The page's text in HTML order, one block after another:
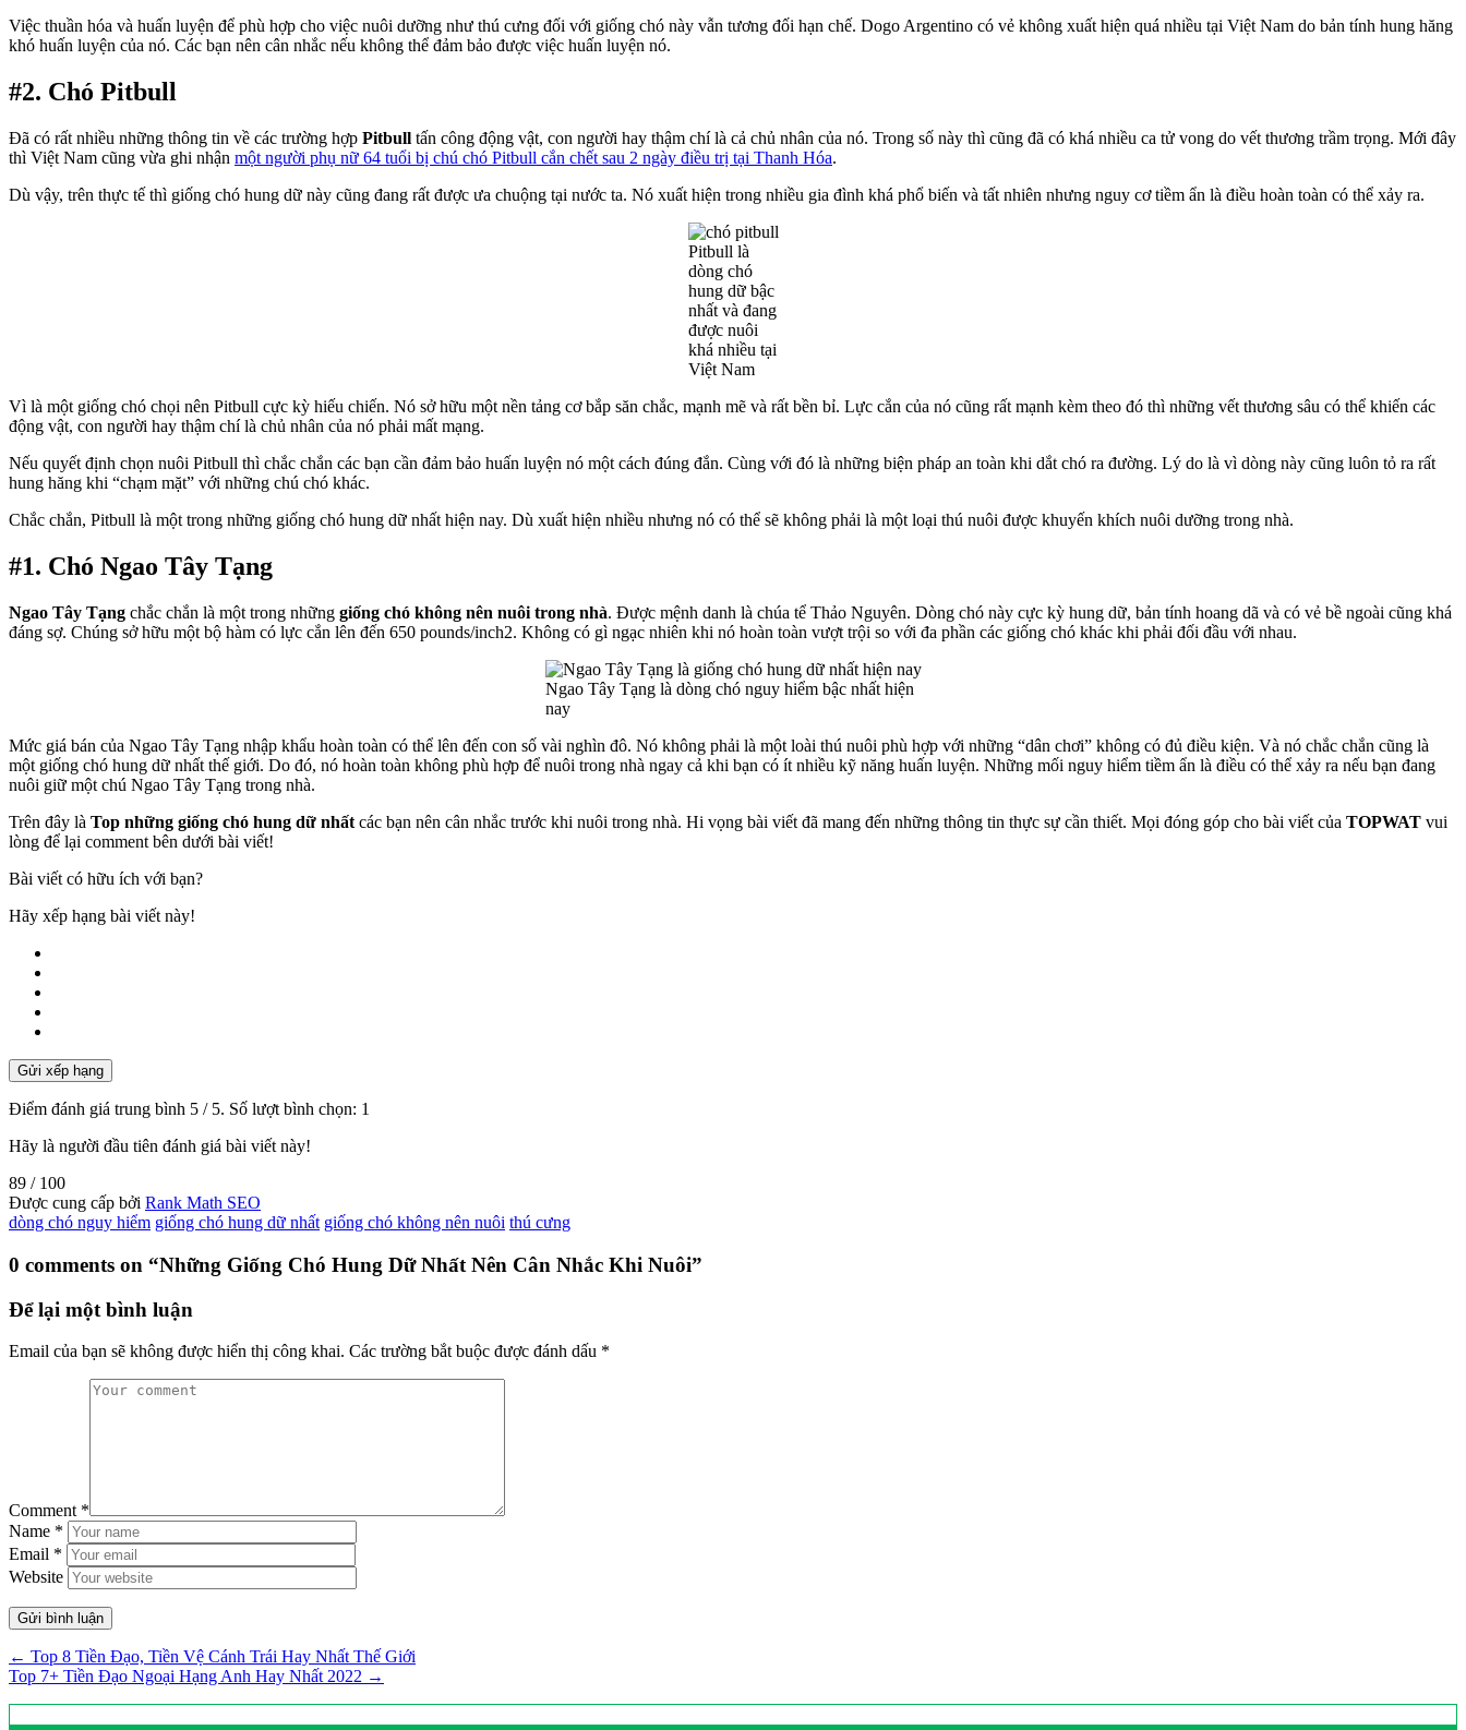
Việc thuần hóa và huấn luyện để phù hợp cho việc nuôi dưỡng như thú cưng đối với giống chó này vẫn tương đối hạn chế. Dogo Argentino có vẻ không xuất hiện quá nhiều tại Việt Nam do bản tính hung hăng
khó huấn luyện của nó. Các bạn nên cân nhắc nếu không thể đảm bảo được việc huấn luyện nó.
#2. Chó Pitbull
Đã có rất nhiều những thông tin về các trường hợp Pitbull tấn công động vật, con người hay thậm chí là cả chủ nhân của nó. Trong số này thì cũng đã có khá nhiều ca tử vong do vết thương trầm trọng. Mới đây
thì Việt Nam cũng vừa ghi nhận một người phụ nữ 64 tuổi bị chú chó Pitbull cắn chết sau 2 ngày điều trị tại Thanh Hóa.
Dù vậy, trên thực tế thì giống chó hung dữ này cũng đang rất được ưa chuộng tại nước ta. Nó xuất hiện trong nhiều gia đình khá phổ biến và tất nhiên nhưng nguy cơ tiềm ẩn là điều hoàn toàn có thể xảy ra.
Pitbull là
dòng chó
hung dữ bậc
nhất và đang
được nuôi
khá nhiều tại
Việt Nam
Vì là một giống chó chọi nên Pitbull cực kỳ hiếu chiến. Nó sở hữu một nền tảng cơ bắp săn chắc, mạnh mẽ và rất bền bỉ. Lực cắn của nó cũng rất mạnh kèm theo đó thì những vết thương sâu có thể khiến các
động vật, con người hay thậm chí là chủ nhân của nó phải mất mạng.
Nếu quyết định chọn nuôi Pitbull thì chắc chắn các bạn cần đảm bảo huấn luyện nó một cách đúng đắn. Cùng với đó là những biện pháp an toàn khi dắt chó ra đường. Lý do là vì dòng này cũng luôn tỏ ra rất
hung hăng khi “chạm mặt” với những chú chó khác.
Chắc chắn, Pitbull là một trong những giống chó hung dữ nhất hiện nay. Dù xuất hiện nhiều nhưng nó có thể sẽ không phải là một loại thú nuôi được khuyến khích nuôi dưỡng trong nhà.
#1. Chó Ngao Tây Tạng
Ngao Tây Tạng chắc chắn là một trong những giống chó không nên nuôi trong nhà. Được mệnh danh là chúa tể Thảo Nguyên. Dòng chó này cực kỳ hung dữ, bản tính hoang dã và có vẻ bề ngoài cũng khá
đáng sợ. Chúng sở hữu một bộ hàm có lực cắn lên đến 650 pounds/inch2. Không có gì ngạc nhiên khi nó hoàn toàn vượt trội so với đa phần các giống chó khác khi phải đối đầu với nhau.
Ngao Tây Tạng là dòng chó nguy hiểm bậc nhất hiện
nay
Mức giá bán của Ngao Tây Tạng nhập khẩu hoàn toàn có thể lên đến con số vài nghìn đô. Nó không phải là một loài thú nuôi phù hợp với những “dân chơi” không có đủ điều kiện. Và nó chắc chắn cũng là
một giống chó hung dữ nhất thế giới. Do đó, nó hoàn toàn không phù hợp để nuôi trong nhà ngay cả khi bạn có ít nhiều kỹ năng huấn luyện. Những mối nguy hiểm tiềm ẩn là điều có thể xảy ra nếu bạn đang
nuôi giữ một chú Ngao Tây Tạng trong nhà.
Trên đây là Top những giống chó hung dữ nhất các bạn nên cân nhắc trước khi nuôi trong nhà. Hi vọng bài viết đã mang đến những thông tin thực sự cần thiết. Mọi đóng góp cho bài viết của TOPWAT vui
lòng để lại comment bên dưới bài viết!
Bài viết có hữu ích với bạn?
Hãy xếp hạng bài viết này!
Gửi xếp hạng
Điểm đánh giá trung bình 5 / 5. Số lượt bình chọn: 1
Hãy là người đầu tiên đánh giá bài viết này!
89 / 100
Được cung cấp bởi Rank Math SEO
dòng chó nguy hiểm giống chó hung dữ nhất giống chó không nên nuôi thú cưng
0 comments on “Những Giống Chó Hung Dữ Nhất Nên Cân Nhắc Khi Nuôi”
Để lại một bình luận
Email của bạn sẽ không được hiển thị công khai. Các trường bắt buộc được đánh dấu *
Comment *
Name *
Email *
Website
← Top 8 Tiền Đạo, Tiền Vệ Cánh Trái Hay Nhất Thế Giới
Top 7+ Tiền Đạo Ngoại Hạng Anh Hay Nhất 2022 →